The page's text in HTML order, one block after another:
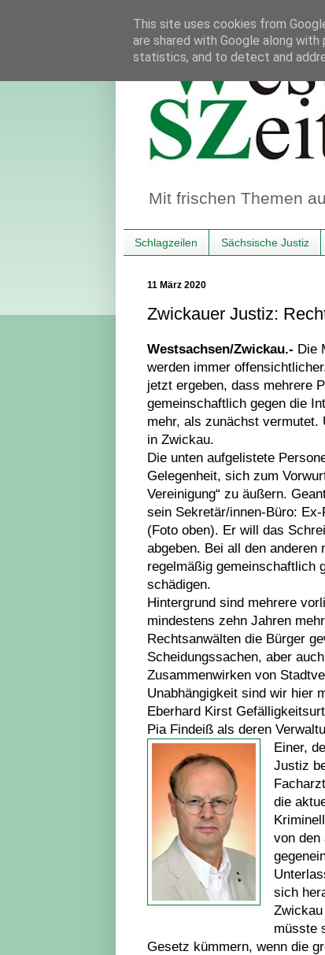
Mit frischen Themen
Schlagzeilen Sächsische Justiz
11 März 2020
Zwickauer Justiz:
Westsachsen/Zwickau.- Die
werden immer
jetzt ergeben, dass mehrere
gemeinschaftlich gegen die
mehr, als zunächst
in Zwickau.
Die unten aufgelistete
Gelegenheit, sich zum
Vereinigung“ zu äußern.
sein Sekretär/innen-Büro:
(Foto oben). Er will das
abgeben. Bei all den
regelmäßig gemeinschaftlich
schädigen.
Hintergrund sind mehrere
mindestens zehn Jahren
Rechtsanwälten die Bürger
Scheidungssachen, aber
Zusammenwirken von
Unabhängigkeit sind wir hier
Eberhard Kirst
Pia Findeiß als deren
Einer,
Justiz
die
von den
sich
müsste
Gesetz kümmern, wenn die
This site uses cookies from
are shared with Google along
statistics, and to detect and